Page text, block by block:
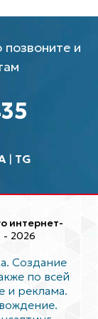
и
| TG
интернет-
2026
Создание
по всей
и реклама.